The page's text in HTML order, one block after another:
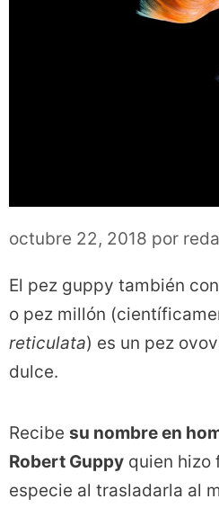
octubre 22, 2018 por
El pez guppy también
o pez millón
reticulata) es un pez
dulce.
Recibe su nombre en
Robert Guppy quien hizo
especie al trasladarla al